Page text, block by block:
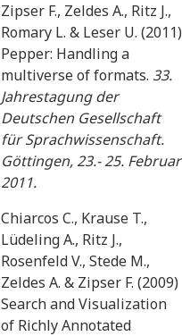
Zipser F., Zeldes A., Ritz J.,
Romary L. & Leser U. (2011)
Pepper: Handling a
multiverse of formats. 33.
Jahrestagung der
Deutschen Gesellschaft
für Sprachwissenschaft.
Göttingen, 23.- 25. Februar
2011.
Chiarcos C., Krause T.,
Lüdeling A., Ritz J.,
Rosenfeld V., Stede M.,
Zeldes A. & Zipser F. (2009)
Search and Visualization
of Richly Annotated